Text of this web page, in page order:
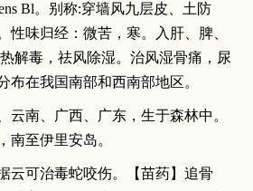
Bl。别称:穿墙风九层皮、土防
性味归经：微苦，寒。入肝、脾、
解毒 ，祛风除湿。治风湿骨痛，尿
布在我国南部和西南部地区。
云南、广西、广东，生于森林中。
南至伊里安岛。
云可治毒蛇咬伤。【苗药】追骨